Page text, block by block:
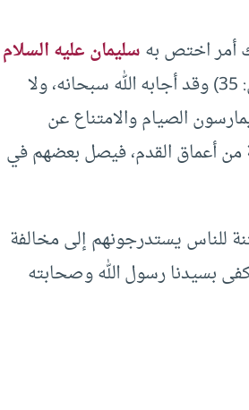
أمر اختص بهسليمان عليه السلام
. إذ دعا ربه: (رب اغفر لي وهب لي ملكًا لا ينبغي لأحد من بعدي) (ص: 35) وقد أجابه الله سبحانه، ولا
الصيام والامتناع عن
من أعماق القدم، فيصل بعضهم في
للناس يستدرجونهم إلى مخالفة
بسيدنا رسول الله وصحابته